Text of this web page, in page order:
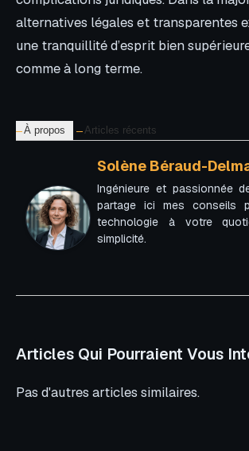
alternatives légales et transparentes
une tranquillité d’esprit bien
comme à long terme.
À propos Articles récents
Solène Béraud-
Ingénieure et passionnée
partage ici mes conseils
technologie à votre
simplicité.
Articles Qui Pourraient Vous
Pas d'autres articles similaires.